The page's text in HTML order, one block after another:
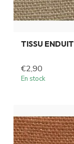
TISSU
€2,90
En stock